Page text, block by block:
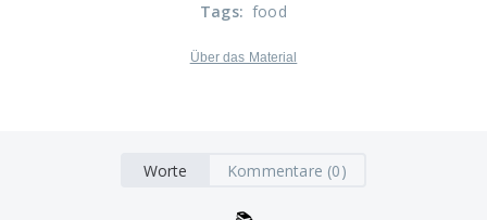
Tags: food
Über das Material
Worte Kommentare (0)